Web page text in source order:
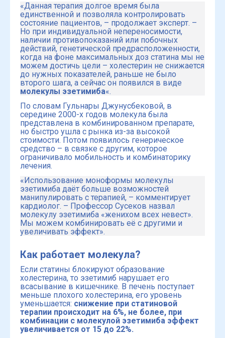
«Данная терапия долгое время была
единственной и позволяла контролировать
состояние пациентов, – продолжает эксперт. –
Но при индивидуальной непереносимости,
наличии противопоказаний или побочных
действий, генетической предрасположенности,
когда на фоне максимальных доз статина мы не
можем достичь цели – холестерин не снижается
до нужных показателей, раньше не было
второго шага, а сейчас он появился в виде
молекулы эзетимиба«.
По словам Гульнары Джунусбековой, в
середине 2000-х годов молекула была
представлена в комбинированном препарате,
но быстро ушла с рынка из-за высокой
стоимости. Потом появилось генерическое
средство – в связке с другим, которое
ограничивало мобильность и комбинаторику
лечения.
«Использование моноформы молекулы
эзетимиба даёт больше возможностей
манипулировать с терапией, – комментирует
кардиолог. – Профессор Сусеков назвал
молекулу эзетимиба «женихом всех невест».
Мы можем комбинировать её с другими и
увеличивать эффект».
Как работает молекула?
Если статины блокируют образование
холестерина, то эзетимиб нарушает его
всасывание в кишечнике. В печень поступает
меньше плохого холестерина, его уровень
уменьшается: снижение при статиновой
терапии происходит на 6%, не более, при
комбинации с молекулой эзетимиба эффект
увеличивается от 15 до 22%.